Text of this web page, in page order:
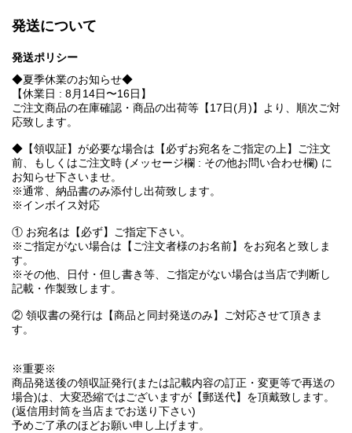
発送について
発送ポリシー
◆夏季休業のお知らせ◆
【休業日 : 8月14日〜16日】
ご注文商品の在庫確認・商品の出荷等【17日(月)】より、順次ご対
応致します。
◆【領収証】が必要な場合は【必ずお宛名をご指定の上】ご注文
前、もしくはご注文時 (メッセージ欄 : その他お問い合わせ欄) に
お知らせ下さいませ。
※通常、納品書のみ添付し出荷致します。
※インボイス対応
① お宛名は【必ず】ご指定下さい。
※ご指定がない場合は【ご注文者様のお名前】をお宛名と致しま
す。
※その他、日付・但し書き等、ご指定がない場合は当店で判断し
記載・作製致します。
② 領収書の発行は【商品と同封発送のみ】ご対応させて頂きま
す。
※重要※
商品発送後の領収証発行(または記載内容の訂正・変更等で再送の
場合)は、大変恐縮ではございますが【郵送代】を頂戴致します。
(返信用封筒を当店までお送り下さい)
予めご了承のほどお願い申し上げます。